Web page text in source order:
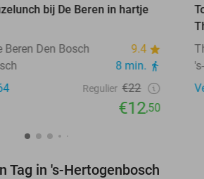
bij De Beren in hartje
Beren Den Bosch
9.4
8 min.
Regulier €22
€12,50
Tag in 's-Hertogenbosch